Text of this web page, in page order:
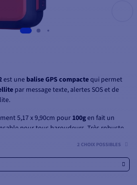
est une balise GPS compactequi permet
par message texte, alertes SOS et de
5,17 x 9,90cm pour 100gen fait un
pour tous baroudeurs. Très robuste,
IPX7. De plus, sa batterie améliorée
2 CHOIX POSSIBLES